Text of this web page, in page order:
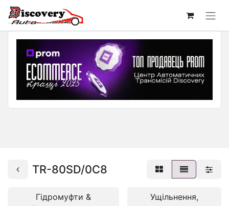
TR-80SD/0C8
Гідромуфти &
Ущільнення,